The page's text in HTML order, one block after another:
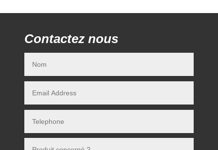
Contactez nous